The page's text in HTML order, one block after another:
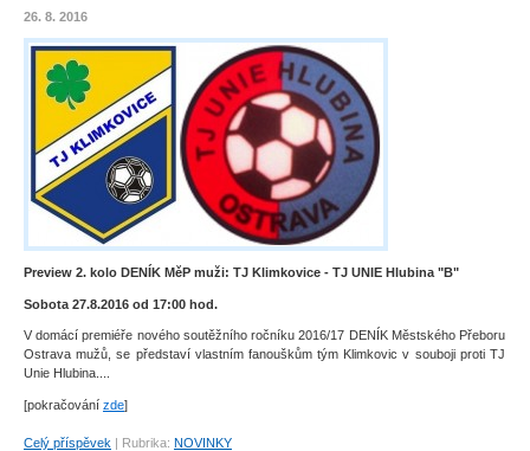
26. 8. 2016
Preview 2. kolo DENÍK MěP muži: TJ Klimkovice - TJ UNIE Hlubina "B"
Sobota 27.8.2016 od 17:00 hod.
V domácí premiéře nového soutěžního ročníku 2016/17 DENÍK Městského Přeboru
Ostrava mužů, se představí vlastním fanouškům tým Klimkovic v souboji proti TJ
Unie Hlubina....
[pokračování zde]
Celý příspěvek | Rubrika: NOVINKY